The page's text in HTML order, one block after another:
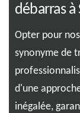
débarras à
Opter pour
synonyme de
d'une
inégalée,